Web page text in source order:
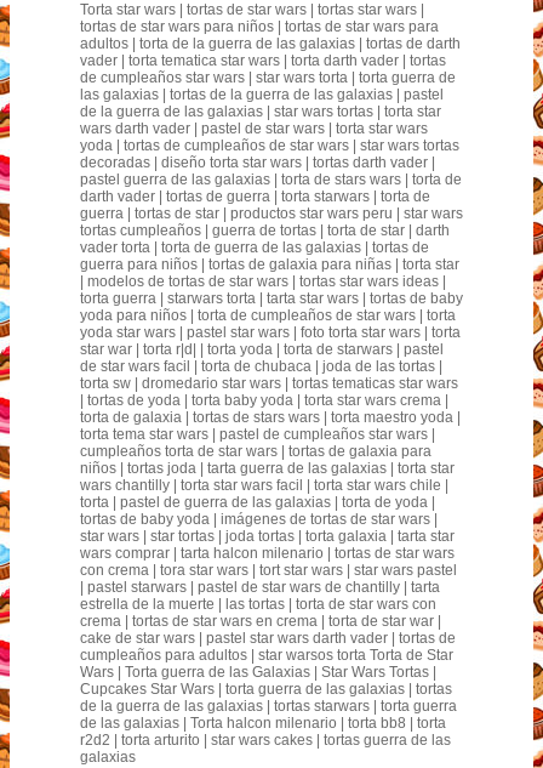
Torta star wars | tortas de star wars | tortas star wars |
tortas de star wars para niños | tortas de star wars para
adultos | torta de la guerra de las galaxias | tortas de darth
vader | torta tematica star wars | torta darth vader | tortas
de cumpleaños star wars | star wars torta | torta guerra de
las galaxias | tortas de la guerra de las galaxias | pastel
de la guerra de las galaxias | star wars tortas | torta star
wars darth vader | pastel de star wars | torta star wars
yoda | tortas de cumpleaños de star wars | star wars tortas
decoradas | diseño torta star wars | tortas darth vader |
pastel guerra de las galaxias | torta de stars wars | torta de
darth vader | tortas de guerra | torta starwars | torta de
guerra | tortas de star | productos star wars peru | star wars
tortas cumpleaños | guerra de tortas | torta de star | darth
vader torta | torta de guerra de las galaxias | tortas de
guerra para niños | tortas de galaxia para niñas | torta star
| modelos de tortas de star wars | tortas star wars ideas |
torta guerra | starwars torta | tarta star wars | tortas de baby
yoda para niños | torta de cumpleaños de star wars | torta
yoda star wars | pastel star wars | foto torta star wars | torta
star war | torta r|d| | torta yoda | torta de starwars | pastel
de star wars facil | torta de chubaca | joda de las tortas |
torta sw | dromedario star wars | tortas tematicas star wars
| tortas de yoda | torta baby yoda | torta star wars crema |
torta de galaxia | tortas de stars wars | torta maestro yoda |
torta tema star wars | pastel de cumpleaños star wars |
cumpleaños torta de star wars | tortas de galaxia para
niños | tortas joda | tarta guerra de las galaxias | torta star
wars chantilly | torta star wars facil | torta star wars chile |
torta | pastel de guerra de las galaxias | torta de yoda |
tortas de baby yoda | imágenes de tortas de star wars |
star wars | star tortas | joda tortas | torta galaxia | tarta star
wars comprar | tarta halcon milenario | tortas de star wars
con crema | tora star wars | tort star wars | star wars pastel
| pastel starwars | pastel de star wars de chantilly | tarta
estrella de la muerte | las tortas | torta de star wars con
crema | tortas de star wars en crema | torta de star war |
cake de star wars | pastel star wars darth vader | tortas de
cumpleaños para adultos | star warsos torta Torta de Star
Wars | Torta guerra de las Galaxias | Star Wars Tortas |
Cupcakes Star Wars | torta guerra de las galaxias | tortas
de la guerra de las galaxias | tortas starwars | torta guerra
de las galaxias | Torta halcon milenario | torta bb8 | torta
r2d2 | torta arturito | star wars cakes | tortas guerra de las
galaxias